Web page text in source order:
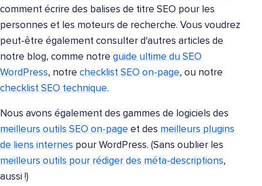
comment écrire des balises de titre SEO pour les
personnes et les moteurs de recherche. Vous voudrez
peut-être également consulter d'autres articles de
notre blog, comme notre guide ultime du SEO
WordPress, notre checklist SEO on-page, ou notre
checklist SEO technique.
Nous avons également des gammes de logiciels des
meilleurs outils SEO on-page et des meilleurs plugins
de liens internes pour WordPress. (Sans oublier les
meilleurs outils pour rédiger des méta-descriptions,
aussi !)